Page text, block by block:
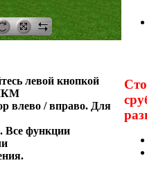
левой кнопкой
влево / вправо. Для
Все функции